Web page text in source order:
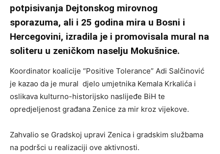
potpisivanja Dejtonskog mirovnog
sporazuma, ali i 25 godina mira u Bosni i
Hercegovini, izradila je i promovisala mural na
soliteru u zeničkom naselju Mokušnice.
Koordinator koalicije “Positive Tolerance” Adi Salčinović
je kazao da je mural djelo umjetnika Kemala Krkalića i
oslikava kulturno-historijsko naslijeđe BiH te
opredjeljenost građana Zenice za mir kroz vijekove.
Zahvalio se Gradskoj upravi Zenica i gradskim službama
na podršci u realizaciji ove aktivnosti.